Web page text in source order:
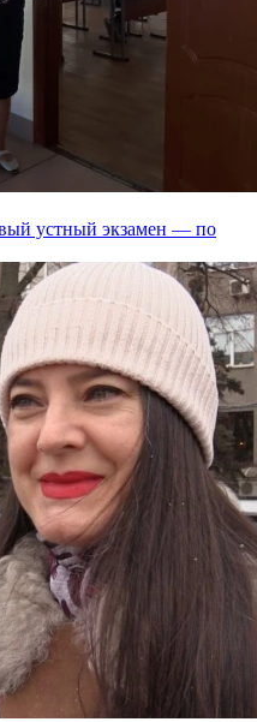
устный экзамен — по